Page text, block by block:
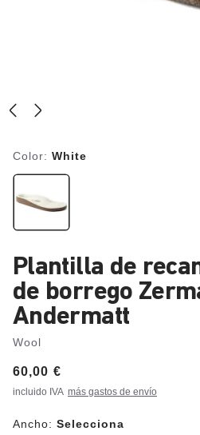
Color: White
Plantilla de
de borrego
Andermatt
Wool
Price:
60,00 €
incluido IVA más gastos de envío
Ancho: Selecciona